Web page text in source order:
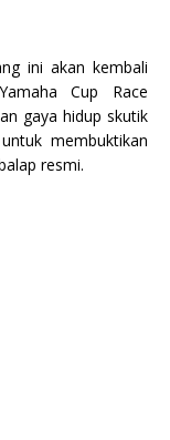
ini akan kembali
Cup Race
gaya hidup skutik
membuktikan
resmi.